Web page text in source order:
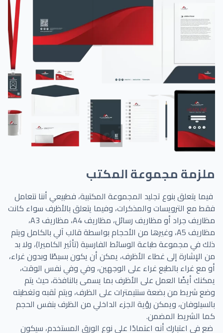
ملزمة مجموعة المكتب
فيما يتعلق بنوع تجليد المجموعة المكتبية، فطبيعي أننا نتعامل
فقط مع الترويسات والمذكرات، وفيما يتعلق بالأظرف سواء كانت
مظاريف جراد أو مظاريف رسائل، مظاريف A4، مظاريف A3،
مظاريف A5، وغيرها من الأحجام بواسطة قالب آلي بالكامل ويتم
ذلك في مجموعة طباعة الوسائط الفارسية (تأثير الكاميرا)، ولا بد
من الإشارة إلى غطاء الأظرف، يمكن أن يكون بسيطًا وبدون غراء،
أو مع غراء بالطبع غراء على الوجهين، وفي وفي نفس الوقت،
يمكنك أيضًا العمل على الأظرف بما يسمى بالنافذة، حيث يتم
وضع شريط من بضعة سنتيمترات على الظرف، ويتم ثقبه وتغطيته
بالسيلوفان، ويمكن رؤية الجزء الداخلي من الظرف بنفس الحجم
كما الشريط المضمن.
ضع في اعتبارك أنه اعتمادًا على نوع الورق المستخدم، سيكون